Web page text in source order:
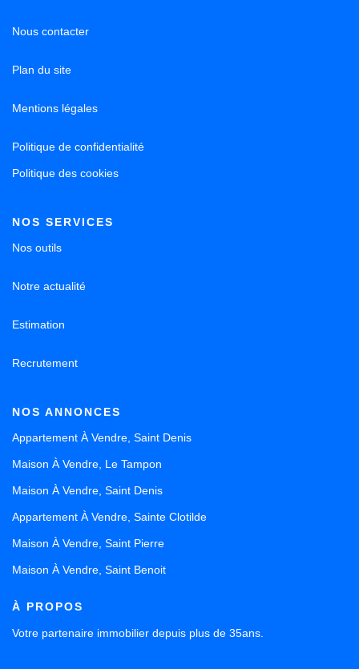
Nous contacter
Plan du site
Mentions légales
Politique de confidentialité
Politique des cookies
NOS SERVICES
Nos outils
Notre actualité
Estimation
Recrutement
NOS ANNONCES
Appartement À Vendre, Saint Denis
Maison À Vendre, Le Tampon
Maison À Vendre, Saint Denis
Appartement À Vendre, Sainte Clotilde
Maison À Vendre, Saint Pierre
Maison À Vendre, Saint Benoit
À PROPOS
Votre partenaire immobilier depuis plus de 35ans.